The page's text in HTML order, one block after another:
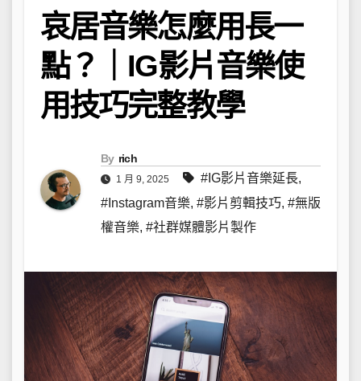
哀居音樂怎麼用長一
點？｜IG影片音樂使
用技巧完整教學
By rich
1 月 9, 2025 #IG影片音樂延長,
#Instagram音樂, #影片剪輯技巧, #無版
權音樂, #社群媒體影片製作